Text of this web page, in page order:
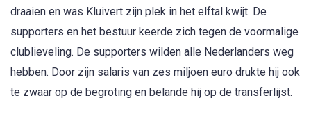
draaien en was Kluivert zijn plek in het elftal kwijt. De
supporters en het bestuur keerde zich tegen de voormalige
clublieveling. De supporters wilden alle Nederlanders weg
hebben. Door zijn salaris van zes miljoen euro drukte hij ook
te zwaar op de begroting en belande hij op de transferlijst.